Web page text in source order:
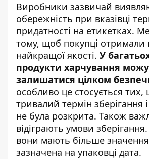
Виробники зазвичай
обережність при вказівці
придатності на етикетках.
тому, щоб покупці отримали
найкращої якості. У
продукти харчування
залишатися цілком
особливо це стосується
тривалий термін зберігання
не була розкрита. Також
відіграють умови
вони мають більше
зазначена на упаковці дата.